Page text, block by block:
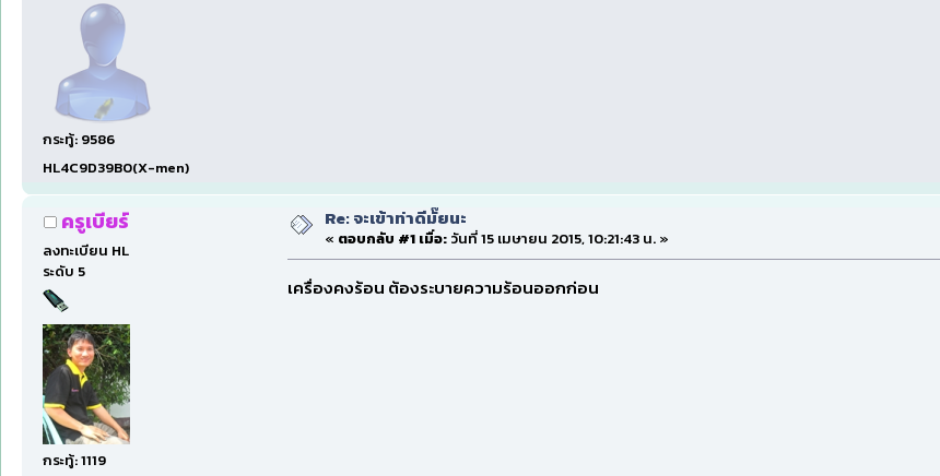
กระทู้: 9586
HL4C9D39B0(X-men)
ครูเบียร์
ลงทะเบียน HL
ระดับ 5
กระทู้: 1119
Re: จะเข้าท่าดีมั๊ยนะ
« ตอบกลับ #1 เมื่อ:วันที่ 15 เมษายน 2015, 10:21:43 น. »
เครื่องคงร้อน ต้องระบายความร้อนออกก่อน